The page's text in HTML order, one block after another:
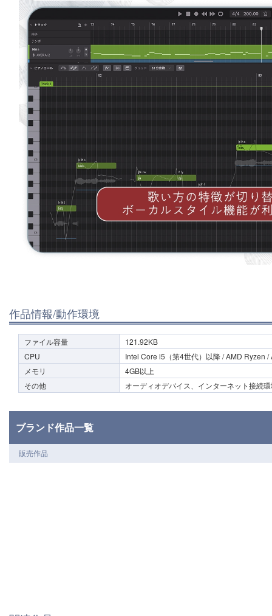
作品情報/動作環境
ファイル容量
121.92KB
CPU
Intel Core i5（第4世代）以降 / AMD Ryzen
メモリ
4GB以上
その他
オーディオデバイス、インターネット接続
ブランド作品一覧
販売作品